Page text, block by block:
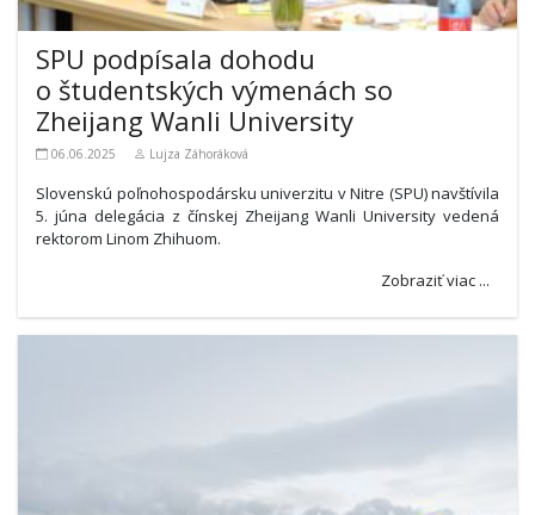
SPU podpísala dohodu
o študentských výmenách so
Zheijang Wanli University
06.06.2025 Lujza Záhoráková
Slovenskú poľnohospodársku univerzitu v Nitre (SPU) navštívila
5. júna delegácia z čínskej Zheijang Wanli University vedená
rektorom Linom Zhihuom.
Zobraziť viac ...